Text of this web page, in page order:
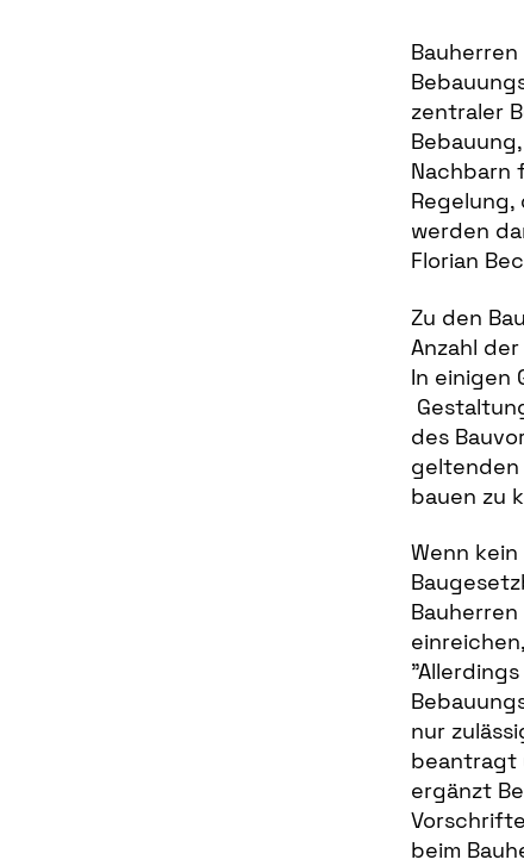
zentraler
Nachbarn
werden
Florian
Zu den
Anzahl
In einigen
des
geltenden
bauen zu
Wenn
nur
beantragt
ergänzt
beim